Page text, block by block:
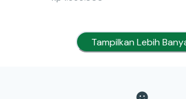
Tampilkan Lebih